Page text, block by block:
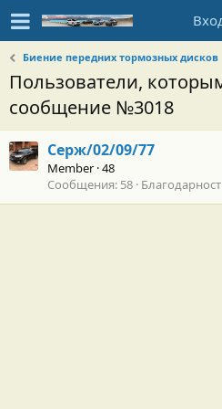
Биение передних тормозных дисков
Пользователи,
сообщение №3018
Серж/02/09/77
Member ·48
Сообщения 58